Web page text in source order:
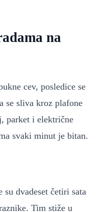
na
cev, posledice se
se sliva kroz plafone
parket i električne
svaki minut je bitan.
su dvadeset četiri sata
Tim stiže u